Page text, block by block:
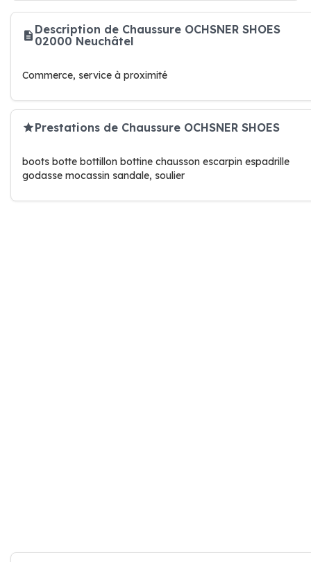
Description de Chaussure OCHSNER SHOES
02000 Neuchâtel
Commerce, service à proximité
Prestations de Chaussure OCHSNER SHOES
boots botte bottillon bottine chausson escarpin espadrille
godasse mocassin sandale, soulier